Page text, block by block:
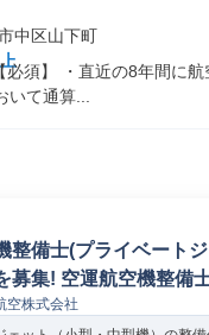
中区山下町
必須】 ・直近の8年間に
いて通算...
整備士(プライベート
募集! 空運航空機整備
空株式会社